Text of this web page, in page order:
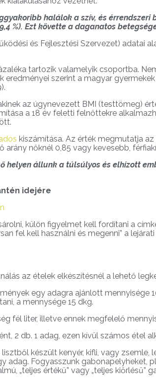
halálok a szív, és érrendszeri
%). Ezt követte a daganatos
és Fejlesztési Szervezet) adatai
tartozik valamelyik csoportba.
eredményei szerint a magyar
).
az úgynevezett BMI (testtömeg)
a 18 év feletti felnőttekre
kiszámítása. Az érték megmutatja
arány nőknél 0,85 vagy kevesebb,
helyen állunk a túlsúlyos és elhízott
idejére
külön figyelmet kell fordítani a
fel kell használni és megenni” a
az ételek elkészítésnél a lehető
egy adagra ajánlott mennyisége
a mennysége 15 dkg.
fél liter, illetve ennek megfelelő
2 db. 1 adag, ezen kívül számos étel
lisztből készült kenyér, kifli, vagy
adag. Fogyasszunk gabonapelyheket,
„teljes értékű” vagy „teljes kiőrlésű”